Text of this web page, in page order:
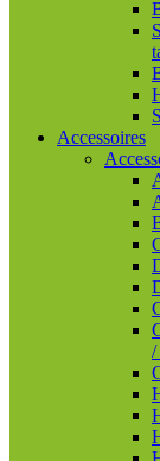
Accessoires
/